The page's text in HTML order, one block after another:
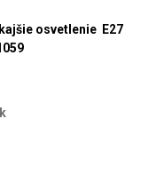
osvetlenie E27